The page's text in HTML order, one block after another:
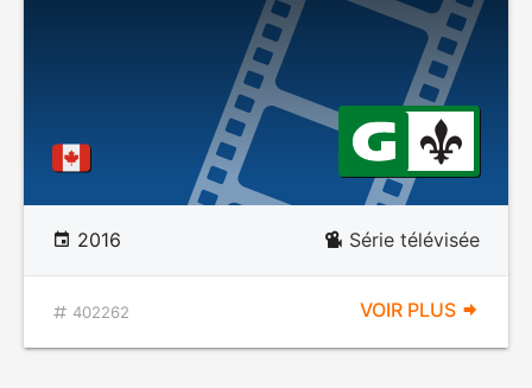
2016 Série télévisée
402262 VOIR PLUS